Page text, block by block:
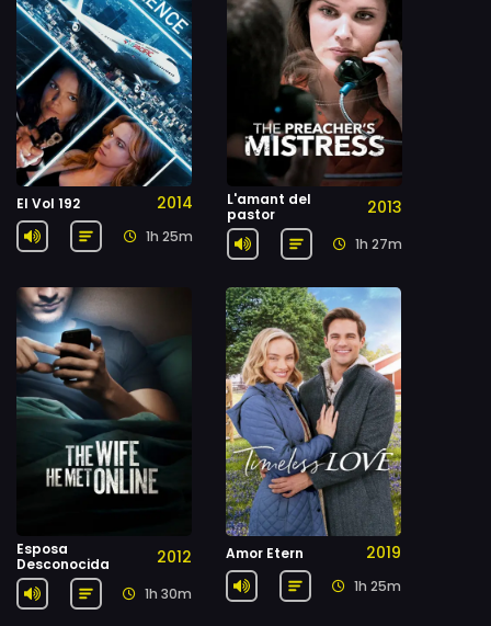
El Vol 192 2014
1h 25m
L'amant del
pastor
2013
1h 27m
Esposa
Desconocida
2012
1h 30m
Amor Etern 2019
1h 25m